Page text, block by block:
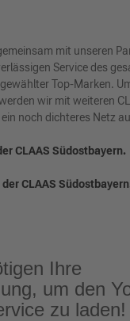
mit unseren
Service des
Top-Marken.
wir mit weiteren
noch dichteres Netz
CLAAS Südostbayern.
CLAAS
Ihre
um den
zu laden!